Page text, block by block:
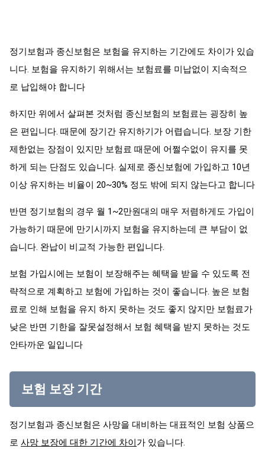
정기보험과 종신보험은 보험을 유지하는 기간에도 차이가 있습
니다. 보험을 유지하기 위해서는 보험료를 미납없이 지속적으
로 납입해야 합니다
하지만 위에서 살펴본 것처럼 종신보험의 보험료는 굉장히 높
은 편입니다. 때문에 장기간 유지하기가 어렵습니다. 보장 기한
제한없는 장점이 있지만 보험료 때문에 어쩔수없이 유지를 못
하게 되는 단점도 있습니다. 실제로 종신보험에 가입하고 10년
이상 유지하는 비율이 20~30% 정도 밖에 되지 않는다고 합니다
반면 정기보험의 경우 월 1~2만원대의 매우 저렴하게도 가입이
가능하기 때문에 만기시까지 보험을 유지하는데 큰 부담이 없
습니다. 완납이 비교적 가능한 편입니다.
보험 가입시에는 보험이 보장해주는 혜택을 받을 수 있도록 전
략적으로 계획하고 보험에 가입하는 것이 좋습니다. 높은 보험
료로 인해 보험을 유지 하지 못하는 것도 좋지 않지만 보험료가
낮은 반면 기한을 잘못설정해서 보험 혜택을 받지 못하는 것도
안타까운 일입니다
보험 보장 기간
정기보험과 종신보험은 사망을 대비하는 대표적인 보험 상품으
로 사망 보장에 대한 기간에 차이가 있습니다.